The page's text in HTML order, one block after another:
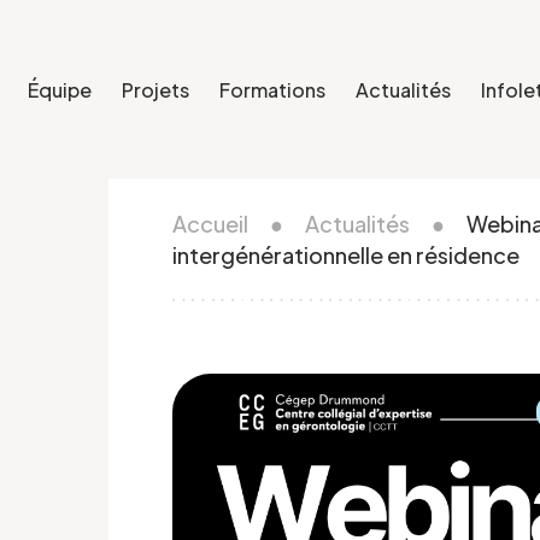
Équipe Projets Formations Actualités
Accueil ● Actualités ●
intergénérationnelle en résidence